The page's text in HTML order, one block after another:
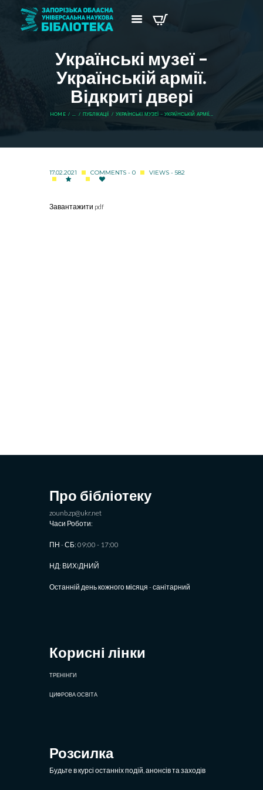
Українські музеї –
Українській армії.
Відкриті двері
HOME ... ПУБЛІКАЦІЇ УКРАЇНСЬКІ МУЗЕЇ – УКРАЇНСЬКІЙ АРМІЇ...
17.02.2021 COMMENTS - 0 VIEWS - 582
Завантажити pdf
Про бібліотеку
zounb.zp@ukr.net
Часи Роботи:
ПН - СБ: 09:00 - 17:00
НД: ВИХIДНИЙ
Останній день кожного місяця - санітарний
Корисні лінки
ТРЕНІНГИ
ЦИФРОВА ОСВІТА
Розсилка
Будьте в курсі останніх подій, анонсів та заходів